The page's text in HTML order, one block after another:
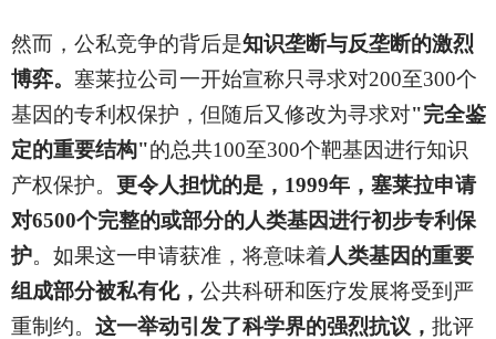
然而，公私竞争的背后是知识垄断与反垄断的激烈
博弈。 塞莱拉公司一开始宣称只寻求对200至300个
基因的专利权保护，但随后又修改为寻求对"完全鉴
定的重要结构"的总共100至300个靶基因进行知识
产权保护。 更令人担忧的是，1999年，塞莱拉申请
对6500个完整的或部分的人类基因进行初步专利保
护。如果这一申请获准，将意味着人类基因的重要
组成部分被私有化， 公共科研和医疗发展将受到严
重制约。 这一举动引发了科学界的强烈抗议， 批评